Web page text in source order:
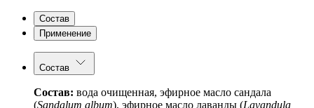
Состав
Применение
Состав
Состав: вода очищенная, эфирное масло сандала
(Sandalum album), эфирное масло лаванды (Lavandula